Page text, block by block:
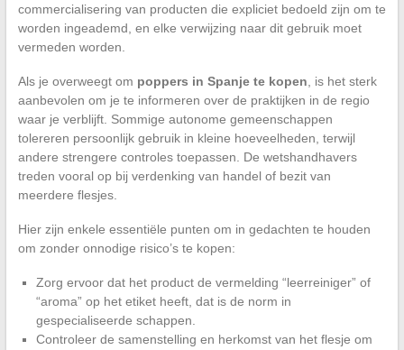
commercialisering van producten die expliciet bedoeld zijn om te
worden ingeademd, en elke verwijzing naar dit gebruik moet
vermeden worden.
Als je overweegt om poppers in Spanje te kopen , is het sterk
aanbevolen om je te informeren over de praktijken in de regio
waar je verblijft. Sommige autonome gemeenschappen
tolereren persoonlijk gebruik in kleine hoeveelheden, terwijl
andere strengere controles toepassen. De wetshandhavers
treden vooral op bij verdenking van handel of bezit van
meerdere flesjes.
Hier zijn enkele essentiële punten om in gedachten te houden
om zonder onnodige risico’s te kopen:
Zorg ervoor dat het product de vermelding “leerreiniger” of
“aroma” op het etiket heeft, dat is de norm in
gespecialiseerde schappen.
Controleer de samenstelling en herkomst van het flesje om